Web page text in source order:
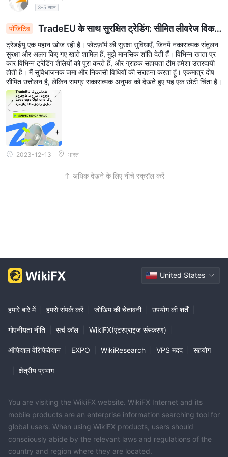
व्यापारिक उपकरणों की एक विविध श्रृंखला प्रदान करता है, जिससे व्यापारियों को
विभिन्न बाजार क्षेत्रों का पता लगाने की अनुमति मिलती है।
प्रश्न: कौन सा खाता प्रकार दर्शाता है TradeEU प्रस्ताव?
ए: TradeEU तीन अलग-अलग लाइव ट्रेडिंग खाते प्रदान करता है - चांदी, सोना और
प्लैटिनम - विभिन्न ट्रेडिंग शैलियों और अनुभव स्तरों को पूरा करता है।
प्रश्न: क्या कोई ट्रेडिंग शुल्क है TradeEU ？
ए: TradeEU कमीशन-मुक्त व्यापार की पेशकश करता है, लेकिन व्यापारियों को उन
स्प्रेड के बारे में पता होना चाहिए जो चुने गए खाता प्रकार के आधार पर भिन्न होते हैं।
प्रश्न: मैं कैसे संपर्क कर सकता हूं TradeEU का ग्राहक सहयोग？
ए: TradeEU विभिन्न यूरोपीय देशों के लिए ईमेल, ऑनलाइन पूछताछ फॉर्म और समर्पित
फोन लाइनों के माध्यम से ग्राहक सहायता प्रदान करता है।
3-5 साल
पॉजिटिव
TradeEU के साथ सुरक्षित ट्रेडिंग: सीमित लीवरेज विक
ल्पों के बीच चिंता मुक्ति
ट्रेडईयू एक महान खोज रही है। प्लेटफ़ॉर्म की सुरक्षा सुविधाएँ, जिनमें नकारात्मक संतुलन
सुरक्षा और अलग किए गए खाते शामिल हैं, मुझे मानसिक शांति देती हैं। विभिन्न खाता प्र
कार विभिन्न ट्रेडिंग शैलियों को पूरा करते हैं, और ग्राहक सहायता टीम हमेशा उत्तरदायी
होती है। मैं सुविधाजनक जमा और निकासी विधियों की सराहना करता हूं। एकमात्र दोष
सीमित उत्तोलन है, लेकिन समग्र सकारात्मक अनुभव को देखते हुए यह एक छोटी चिंता है।
2023-12-13 भारत
अधिक देखने के लिए नीचे स्क्रॉल करें
United States
हमारे बारे में हमसे संपर्क करें जोखिम की चेतावनी उपयोग की शर्तें
गोपनीयता नीति सर्च कॉल WikiFX(एंटरप्राइज़ संस्करण)
ऑफिशल वेरिफिकेशन EXPO WikiResearch VPS मदद सहयोग
क्षेत्रीय प्रभाग
You are visiting the WikiFX website. WikiFX Internet and its
mobile products are an enterprise information searching tool for
global users. When using WikiFX products, users should
consciously abide by the relevant laws and regulations of the
country and region where they are located.